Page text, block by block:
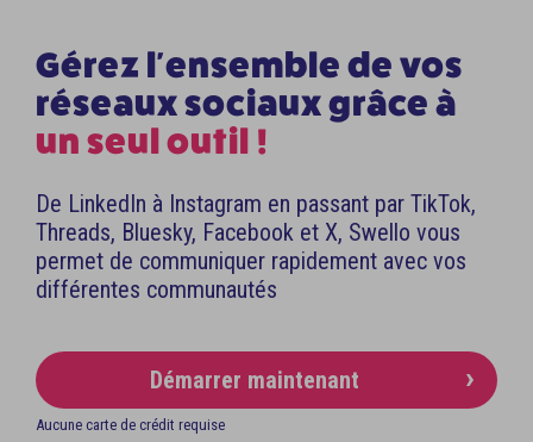
Gérez l'ensemble de vos
réseaux sociaux grâce à
un seul outil !
De LinkedIn à Instagram en passant par TikTok,
Threads, Bluesky, Facebook et X, Swello vous
permet de communiquer rapidement avec vos
différentes communautés
Démarrer maintenant
Aucune carte de crédit requise